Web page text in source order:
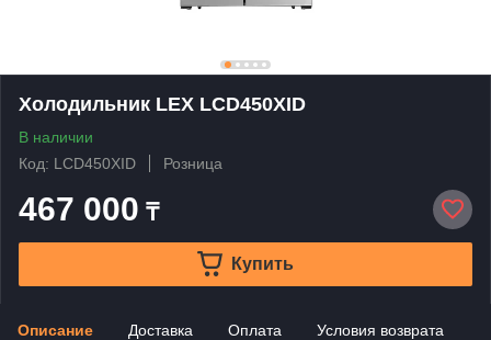
Холодильник LEX LCD450XID
В наличии
Код: LCD450XID
Розница
467 000 ₸
Купить
Описание Доставка Оплата Условия возврата